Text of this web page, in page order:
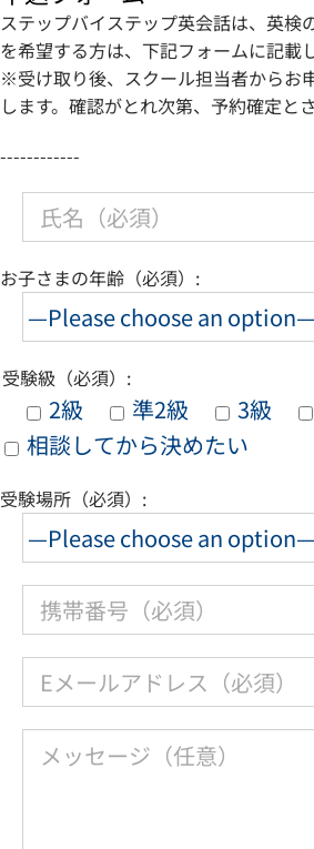
ステップバイステップ英会話は、英検
を希望する方は、下記フォームに記載
※受け取り後、スクール担当者からお
します。確認がとれ次第、予約確定と
------------
お子さまの年齢（必須）:
受験級（必須）:
2級 準2級 3級
相談してから決めたい
受験場所（必須）: